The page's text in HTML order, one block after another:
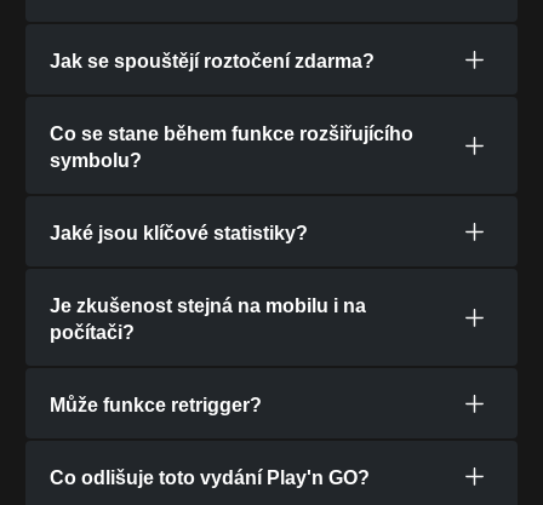
Jak se spouštějí roztočení zdarma?
Co se stane během funkce rozšiřujícího
symbolu?
Jaké jsou klíčové statistiky?
Je zkušenost stejná na mobilu i na
počítači?
Může funkce retrigger?
Co odlišuje toto vydání Play'n GO?